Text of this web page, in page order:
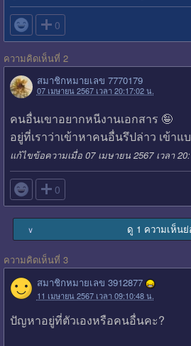
 0
ความคิดเห็นที่ 2
สมาชิกหมายเลข 7770179
07 เมษายน 2567 เวลา 20:17:02 น.
คนอื่นเขาอยากหนีงานเอกสาร 🤪
อยู่ที่เราว่าเข้าหาคนอื่นรึปล่าว เข้าแ
แก้ไขข้อความเมื่อ 07 เมษายน 2567 เวลา
 0
∨ ดู 1 ความเห็นย่
ความคิดเห็นที่ 3
สมาชิกหมายเลข 3912877
11 เมษายน 2567 เวลา 09:10:48 น.
ปัญหาอยู่ที่ตัวเองหรือคนอื่นคะ?